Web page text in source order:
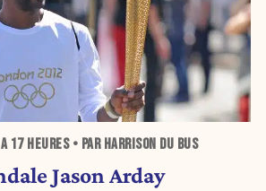
17 HEURES• PAR HARRISON DU BUS
Jason Arday